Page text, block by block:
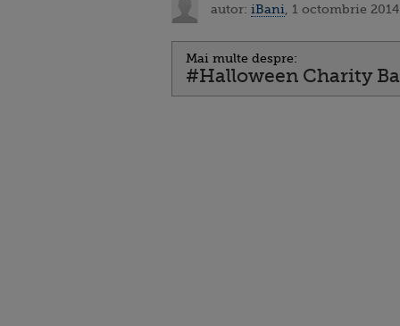
autor: iBani , 1 octombrie
Mai multe despre:
#Halloween Charity